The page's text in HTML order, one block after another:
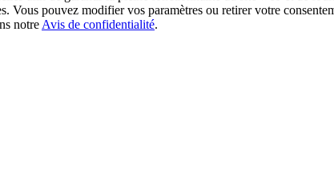
Vous pouvez modifier vos paramètres ou retirer votre
notre Avis de confidentialité.